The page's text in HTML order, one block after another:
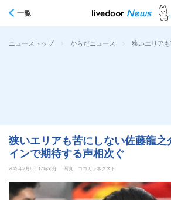
一覧
ニューストップ > からだニュース > 狭いエリア
狭いエリアも苦にしない佐藤龍
インで期待する声相次ぐ
2026年7月8日 17時50分
写真：ココカラネクスト